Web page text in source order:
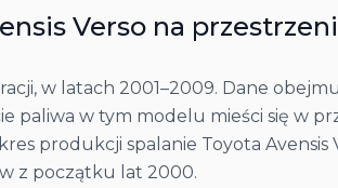
Verso na
w latach 2001–2009. Dane
paliwa w tym modelu mieści się w
produkcji spalanie Toyota
z początku lat 2000.